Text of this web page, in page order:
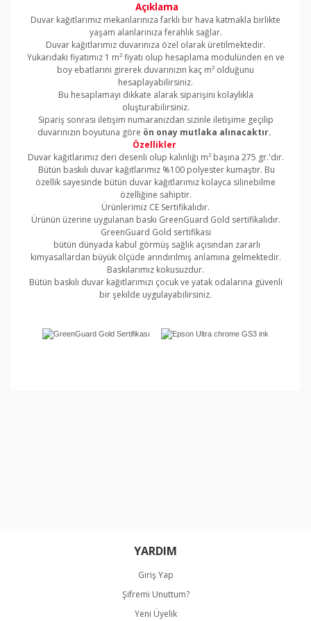
Açıklama
Duvar kağıtlarımız mekanlarınıza farklı bir hava katmakla birlikte
yaşam alanlarınıza ferahlık sağlar.
Duvar kağıtlarımız duvarınıza özel olarak üretilmektedir.
Yukarıdaki fiyatımız 1 m² fiyatı olup hesaplama modulünden en ve
boy ebatlarını girerek duvarınızın kaç m² olduğunu
hesaplayabilirsiniz.
Bu hesaplamayı dikkate alarak siparişini kolaylıkla
oluşturabilirsiniz.
Sipariş sonrası iletişim numaranızdan sizinle iletişime geçilip
duvarınızın boyutuna göre ön onay mutlaka alınacaktır.
Özellikler
Duvar kağıtlarımız deri desenli olup kalınlığı m² başına 275 gr.'dır.
Bütün baskılı duvar kağıtlarımız %100 polyester kumaştır. Bu
özellik sayesinde bütün duvar kağıtlarımız kolayca silinebilme
özelliğine sahiptir.
Ürünlerimiz CE Sertifikalıdır.
Ürünün üzerine uygulanan baskı GreenGuard Gold sertifikalıdır.
GreenGuard Gold sertifikası
bütün dünyada kabul görmüş sağlık açısından zararlı
kimyasallardan büyük ölçüde arındırılmış anlamına gelmektedir.
Baskılarımız kokusuzdur.
Bütün baskılı duvar kağıtlarımızı çocuk ve yatak odalarına güvenli
bir şekilde uygulayabilirsiniz.
Bu ürüne benzer farklı alternatifler olmalı.
YARDIM
Giriş Yap
Şifremi Unuttum?
Yeni Üyelik